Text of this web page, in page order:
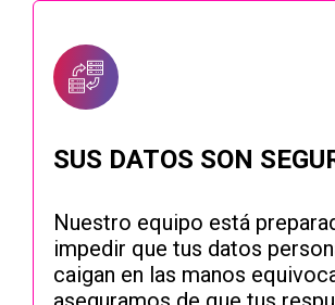
SUS DATOS SON
Nuestro equipo está
impedir que tus datos
caigan en las manos